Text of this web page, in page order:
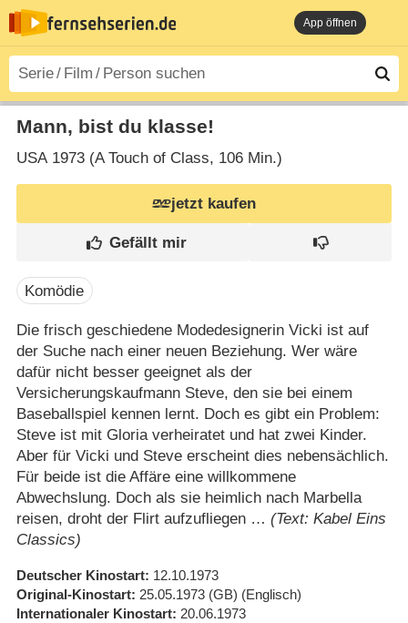
App öffnen
Mann, bist du klasse!
USA1973 (A Touch of Class‎, 106 Min.)
jetzt kaufen
Komödie
Die frisch geschiedene Modedesignerin Vicki ist auf
der Suche nach einer neuen Beziehung. Wer wäre
dafür nicht besser geeignet als der
Versicherungskaufmann Steve, den sie bei einem
Baseballspiel kennen lernt. Doch es gibt ein Problem:
Steve ist mit Gloria verheiratet und hat zwei Kinder.
Aber für Vicki und Steve erscheint dies nebensächlich.
Für beide ist die Affäre eine willkommene
Abwechslung. Doch als sie heimlich nach Marbella
reisen, droht der Flirt aufzufliegen … (Text: Kabel Eins
Classics)
Deutscher Kinostart 12.10.1973
Original-Kinostart 25.05.1973 (GB) (Englisch)
Internationaler Kinostart 20.06.1973